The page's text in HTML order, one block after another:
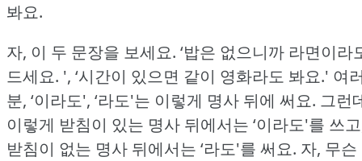
봐요.
자, 이 두 문장을 보세요. ‘밥은 없으니까 라면이라
드세요. ', ‘시간이 있으면 같이 영화라도 봐요.' 여
분, ‘이라도', ‘라도'는 이렇게 명사 뒤에 써요. 그런
이렇게 받침이 있는 명사 뒤에서는 ‘이라도'를 쓰
받침이 없는 명사 뒤에서는 ‘라도'를 써요. 자, 무슨